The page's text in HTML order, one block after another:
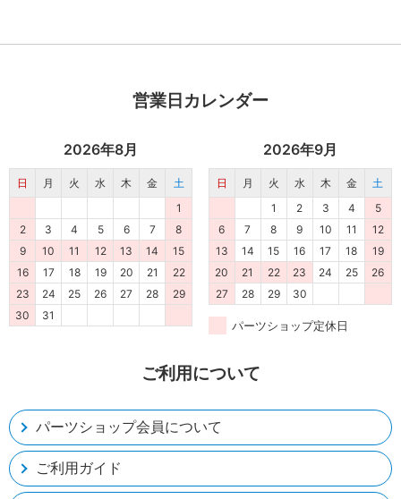
ご利用について
パーツショップ会員について
ご利用ガイド
営業日カレンダー
2026年8月
日 月 火 水 木 金
土
1
2
3 4 5 6 7
8
9
10 11 12 13 14
15
16
17 18 19 20 21
22
23
24 25 26 27 28
29
30
31
2026年9月
日 月 火 水 木 金
土
1
2 3 4
5
6
7 8 9 10 11
12
13
14 15 16 17 18
19
20
21 22 23 24 25
26
27
28 29 30
パーツショップ定休日